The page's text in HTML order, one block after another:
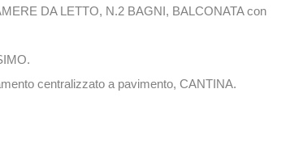
DA LETTO, N.2 BAGNI, BALCONATA con
centralizzato a pavimento, CANTINA.